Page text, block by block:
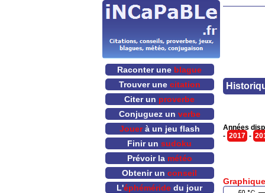
Années
- 2017 -
Raconter une blague
Trouver une citation
Citer un proverbe
Conjuguez un verbe
Jouerà un jeu flash
Finir un sudoku
Prévoir la météo
Obtenir un conseil
L'éphéméride du jour